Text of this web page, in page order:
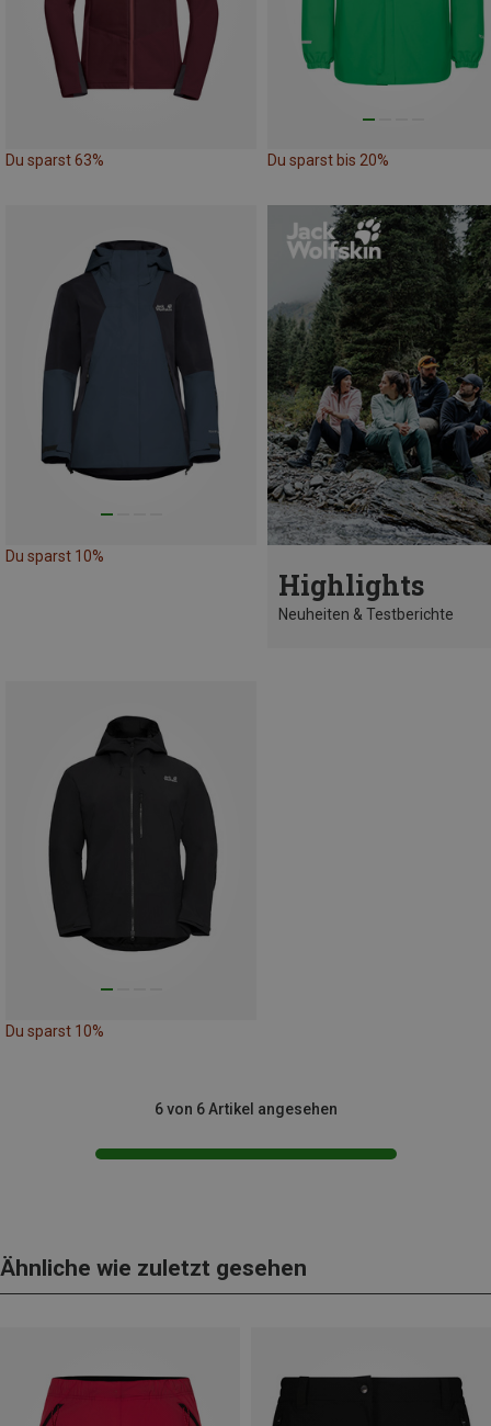
Du sparst 63% Du sparst bis 20%
Du sparst 10%
Highlights
Neuheiten & Testberichte
Du sparst 10%
6 von 6 Artikel angesehen
Ähnliche wie zuletzt gesehen